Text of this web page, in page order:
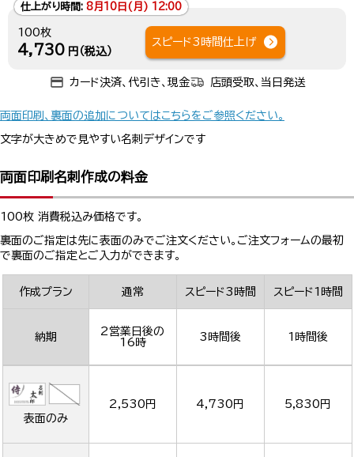
仕上がり時間: 8月10日(月) 12:00
100枚
4,730 円（税込）
スピード3時間仕上げ
カード決済、代引き、現金 店頭受取、当日発送
両面印刷、裏面の追加についてはこちらをご参照ください。
文字が大きめで見やすい名刺デザインです
両面印刷名刺作成の料金
100枚 消費税込み価格です。
裏面のご指定は先に表面のみでご注文ください。ご注文フォームの最初
で裏面のご指定とご入力ができます。
作成プラン 通常 スピード3時間 スピード1時間
納期
2営業日後の
16時
3時間後 1時間後
表面のみ
2,530円 4,730円 5,830円